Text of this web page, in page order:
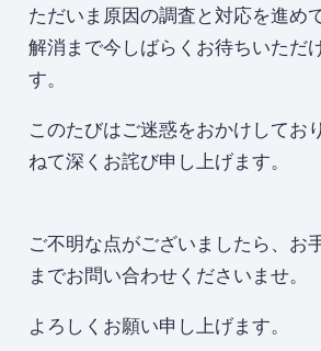
ただいま原因の調査と対応を進め
解消まで今しばらくお待ちいただ
す。
このたびはご迷惑をおかけしてお
ねて深くお詫び申し上げます。
ご不明な点がございましたら、お
までお問い合わせくださいませ。
よろしくお願い申し上げます。